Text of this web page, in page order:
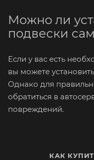
Можно ли
подвески
Если у вас есть
вы можете
Однако для
обратиться в
повреждений.
КАК